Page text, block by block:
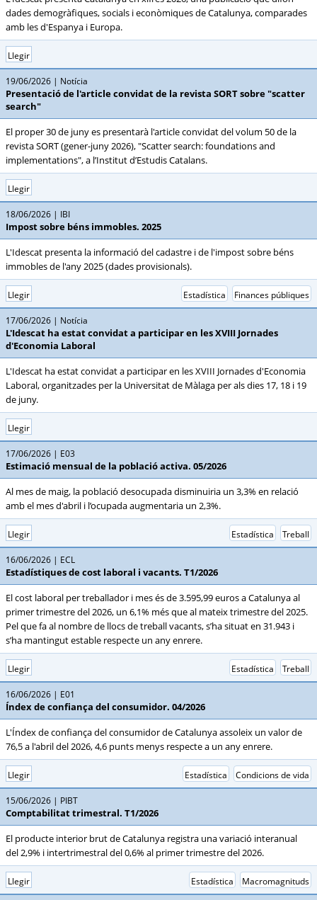
dades demogràfiques, socials i econòmiques de Catalunya, comparades
amb les d'Espanya i Europa.
Llegir
19/06/2026 Notícia
Presentació de l'article convidat de la revista SORT sobre "scatter
search"
El proper 30 de juny es presentarà l'article convidat del volum 50 de la
revista SORT (gener-juny 2026), "Scatter search: foundations and
implementations", a l’Institut d’Estudis Catalans.
Llegir
18/06/2026 IBI
Impost sobre béns immobles. 2025
L'Idescat presenta la informació del cadastre i de l'impost sobre béns
immobles de l'any 2025 (dades provisionals).
Llegir Finances públiques
Estadística
17/06/2026 Notícia
L'Idescat ha estat convidat a participar en les XVIII Jornades
d'Economia Laboral
L'Idescat ha estat convidat a participar en les XVIII Jornades d'Economia
Laboral, organitzades per la Universitat de Màlaga per als dies 17, 18 i 19
de juny.
Llegir
17/06/2026 E03
Estimació mensual de la població activa. 05/2026
Al mes de maig, la població desocupada disminuiria un 3,3% en relació
amb el mes d'abril i l’ocupada augmentaria un 2,3%.
Llegir Treball
Estadística
16/06/2026 ECL
Estadístiques de cost laboral i vacants. T1/2026
El cost laboral per treballador i mes és de 3.595,99 euros a Catalunya al
primer trimestre del 2026, un 6,1% més que al mateix trimestre del 2025.
Pel que fa al nombre de llocs de treball vacants, s’ha situat en 31.943 i
s’ha mantingut estable respecte un any enrere.
Llegir Treball
Estadística
16/06/2026 E01
Índex de confiança del consumidor. 04/2026
L'Índex de confiança del consumidor de Catalunya assoleix un valor de
76,5 a l'abril del 2026, 4,6 punts menys respecte a un any enrere.
Llegir Condicions de vida
Estadística
15/06/2026 PIBT
Comptabilitat trimestral. T1/2026
El producte interior brut de Catalunya registra una variació interanual
del 2,9% i intertrimestral del 0,6% al primer trimestre del 2026.
Llegir Macromagnituds
Estadística